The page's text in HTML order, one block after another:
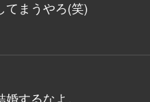
てまうやろ(笑)
するなよ。